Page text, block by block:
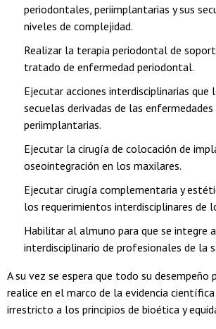
periodontales, periimplantarias y sus
niveles de complejidad.
Realizar la terapia periodontal de
tratado de enfermedad periodontal.
Ejecutar acciones interdisciplinarias que
secuelas derivadas de las
periimplantarias.
Ejecutar la cirugía de colocación de
oseointegración en los maxilares.
Ejecutar cirugía complementaria y
los requerimientos interdisciplinares de
Habilitar al almuno para que se integre
interdisciplinario de profesionales de la
A su vez se espera que todo su desempeño
realice en el marco de la evidencia
irrestricto a los principios de bioética y